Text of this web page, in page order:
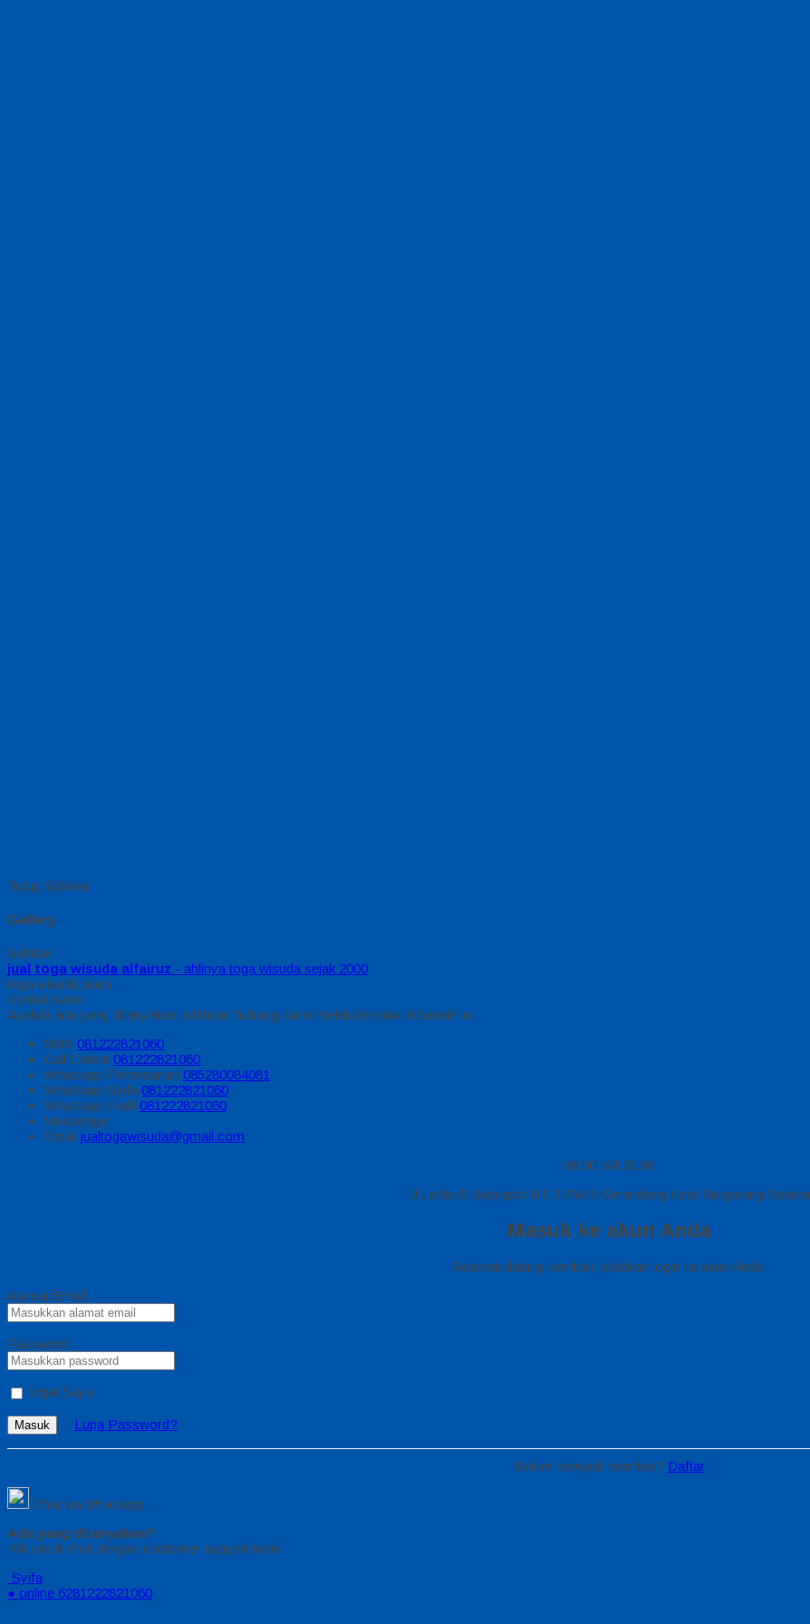
Tutup Sidebar
Gallery
Sidebar
jual toga wisuda alfairuz - ahlinya toga wisuda sejak 2000
toga wisuda juara
Kontak Kami
Apabila ada yang ditanyakan, silahkan hubungi kami melalui kontak di bawah ini.
SMS 081222821060
Call Center 081222821060
Whatsapp Pemesanan 085280084081
Whatsapp Syifa 081222821060
Whatsapp Fadil 081222821060
Messenger
Email jualtogawisuda@gmail.com
08.00 s/d 20.00
Jl Letda D Suprapto RT 3 RW 5 Gerendeng Kota Tangerang Banten
Masuk ke akun Anda
Selamat datang kembali, silahkan login ke akun Anda.
Alamat Email
Password
Ingat Saya
Masuk Lupa Password?
Belum menjadi member? Daftar
Chat via Whatsapp
Ada yang ditanyakan?
Klik untuk chat dengan customer support kami
Syifa
● online 6281222821060